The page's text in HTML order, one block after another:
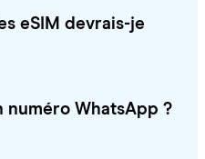
eSIM devrais-je
numéro WhatsApp ?